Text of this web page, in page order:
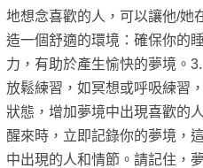
地想念喜歡的人，可以讓他/她
造一個舒適的環境：確保你的
力，有助於產生愉快的夢境。
放鬆練習，如冥想或呼吸練習
狀態，增加夢境中出現喜歡的
醒來時，立即記錄你的夢境，
中出現的人和情節。請記住，